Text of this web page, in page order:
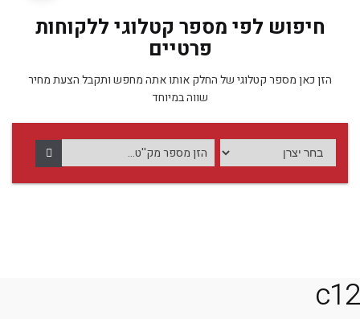
חיפוש לפי מספר קטלוגי ללקוחות
פרטיים
הזן כאן מספר קטלוגי של החלק אותו אתה מחפש ותקבל הצעת מחיר
שווה במיוחד
c12